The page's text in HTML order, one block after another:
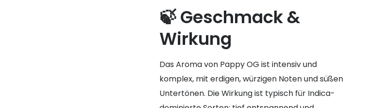
🍃 Geschmack &
Wirkung
Das Aroma von Pappy OG ist intensiv und
komplex, mit erdigen, würzigen Noten und süßen
Untertönen. Die Wirkung ist typisch für Indica-